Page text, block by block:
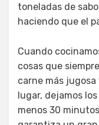
toneladas de
haciendo que el
Cuando
cosas que
carne más jugosa
lugar, dejamos
menos 30